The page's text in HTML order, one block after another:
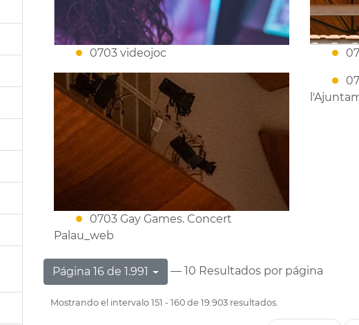
0703 videojoc
0703 Gay Games. Concert
Palau_web
Página 16 de 1.991 — 10 Resultados por página
Mostrando el intervalo 151 - 160 de 19.903 resultados.